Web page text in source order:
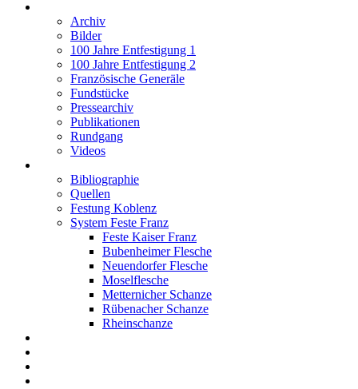
Archiv
Bilder
100 Jahre Entfestigung 1
100 Jahre Entfestigung 2
Französische Generäle
Fundstücke
Pressearchiv
Publikationen
Rundgang
Videos
Bibliographie
Quellen
Festung Koblenz
System Feste Franz
Feste Kaiser Franz
Bubenheimer Flesche
Neuendorfer Flesche
Moselflesche
Metternicher Schanze
Rübenacher Schanze
Rheinschanze